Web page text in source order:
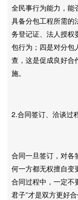
全民事行为能力，能
具备分包工程所需的
务登记证、法人授权
包行为；四是对分包
查，这是促成良好合
施。
2.合同签订、洽谈过
合同一旦签订，对各
何一方都无权擅自变
合同过程中，一定不
君子”才是双方更好